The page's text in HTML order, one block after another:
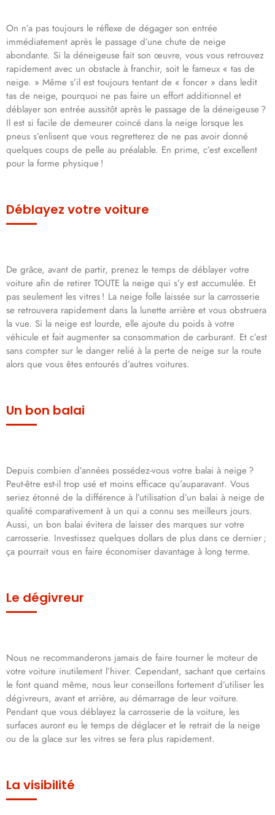
On n’a pas toujours le réflexe de dégager son entrée
immédiatement après le passage d’une chute de neige
abondante. Si la déneigeuse fait son œuvre, vous vous retrouvez
rapidement avec un obstacle à franchir, soit le fameux « tas de
neige. » Même s’il est toujours tentant de « foncer » dans ledit
tas de neige, pourquoi ne pas faire un effort additionnel et
déblayer son entrée aussitôt après le passage de la déneigeuse ?
Il est si facile de demeurer coincé dans la neige lorsque les
pneus s’enlisent que vous regretterez de ne pas avoir donné
quelques coups de pelle au préalable. En prime, c’est excellent
pour la forme physique !
Déblayez votre voiture
De grâce, avant de partir, prenez le temps de déblayer votre
voiture afin de retirer TOUTE la neige qui s’y est accumulée. Et
pas seulement les vitres ! La neige folle laissée sur la carrosserie
se retrouvera rapidement dans la lunette arrière et vous obstruera
la vue. Si la neige est lourde, elle ajoute du poids à votre
véhicule et fait augmenter sa consommation de carburant. Et c’est
sans compter sur le danger relié à la perte de neige sur la route
alors que vous êtes entourés d’autres voitures.
Un bon balai
Depuis combien d’années possédez-vous votre balai à neige ?
Peut-être est-il trop usé et moins efficace qu’auparavant. Vous
seriez étonné de la différence à l’utilisation d’un balai à neige de
qualité comparativement à un qui a connu ses meilleurs jours.
Aussi, un bon balai évitera de laisser des marques sur votre
carrosserie. Investissez quelques dollars de plus dans ce dernier ;
ça pourrait vous en faire économiser davantage à long terme.
Le dégivreur
Nous ne recommanderons jamais de faire tourner le moteur de
votre voiture inutilement l’hiver. Cependant, sachant que certains
le font quand même, nous leur conseillons fortement d’utiliser les
dégivreurs, avant et arrière, au démarrage de leur voiture.
Pendant que vous déblayez la carrosserie de la voiture, les
surfaces auront eu le temps de déglacer et le retrait de la neige
ou de la glace sur les vitres se fera plus rapidement.
La visibilité